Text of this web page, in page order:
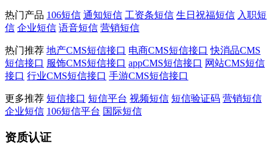
热门产品 106短信 通知短信 工资条短信 生日祝福短信 入职短
信 企业短信 语音短信 营销短信
热门推荐 地产CMS短信接口 电商CMS短信接口 快消品CMS
短信接口 服饰CMS短信接口 appCMS短信接口 网站CMS短信
接口 行业CMS短信接口 手游CMS短信接口
更多推荐 短信接口 短信平台 视频短信 短信验证码 营销短信
企业短信 106短信平台 国际短信
资质认证